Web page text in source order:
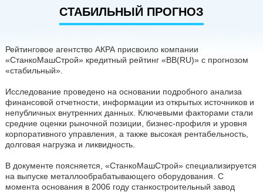
СТАБИЛЬНЫЙ ПРОГНОЗ
Рейтинговое агентство АКРА присвоило компании
«СтанкоМашСтрой» кредитный рейтинг «BB(RU)» с прогнозом
«стабильный».
Исследование проведено на основании подробного анализа
финансовой отчетности, информации из открытых источников и
непубличных внутренних данных. Ключевыми факторами стали
средние оценки рыночной позиции, бизнес-профиля и уровня
корпоративного управления, а также высокая рентабельность,
долговая нагрузка и ликвидность.
В документе поясняется, «СтанкоМашСтрой» специализируется
на выпуске металлообрабатывающего оборудования. С
момента основания в 2006 году станкостроительный завод